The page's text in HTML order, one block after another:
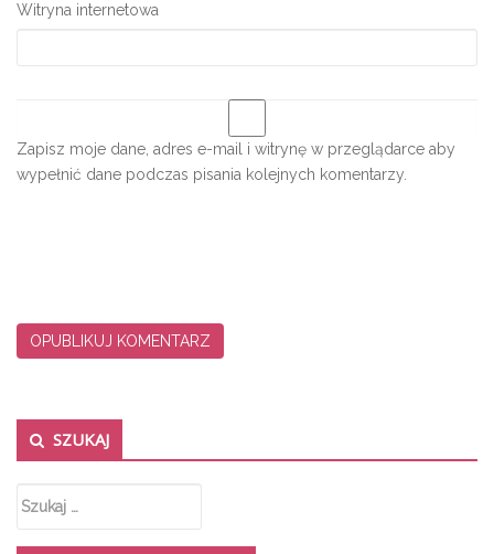
Witryna internetowa
Zapisz moje dane, adres e-mail i witrynę w przeglądarce aby
wypełnić dane podczas pisania kolejnych komentarzy.
Secondary Sidebar
SZUKAJ
Szukaj: